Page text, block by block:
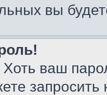
вы
Хоть ваш